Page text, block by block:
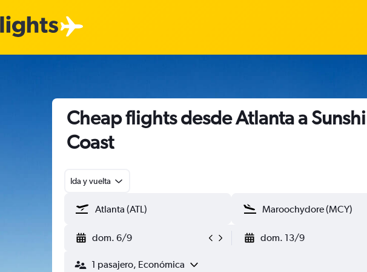
Cheap flights desde Atlanta a
Coast
Ida y vuelta
dom. 6/9 dom. 13/9
1 pasajero, Económica